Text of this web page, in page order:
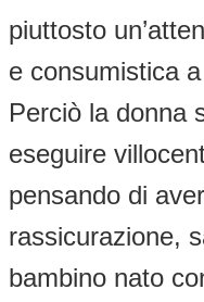
piuttosto
e consumistica
Perciò la donna
eseguire
pensando di
rassicurazione,
bambino nato